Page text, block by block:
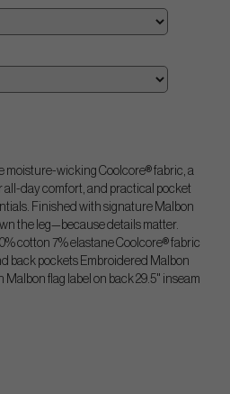
moisture-wicking Coolcore® fabric, a
all-day comfort, and practical pocket
Finished with signature Malbon
the leg—because details matter.
cotton 7% elastane Coolcore® fabric
back pockets Embroidered Malbon
Malbon flag label on back 29.5" inseam